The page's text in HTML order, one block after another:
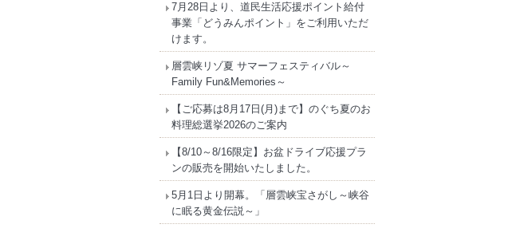
7月28日より、道民生活応援ポイント給付
事業「どうみんポイント」をご利用いただ
けます。
層雲峡リゾ夏 サマーフェスティバル～
Family Fun&Memories～
【ご応募は8月17日(月)まで】のぐち夏のお
料理総選挙2026のご案内
【8/10～8/16限定】お盆ドライブ応援プラ
ンの販売を開始いたしました。
5月1日より開幕。「層雲峡宝さがし～峡谷
に眠る黄金伝説～」